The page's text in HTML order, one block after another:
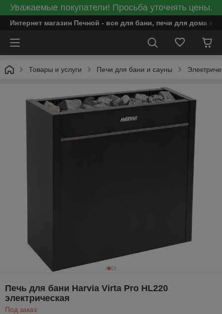
Уважаемые покупатели! Просьба уточнять цены.
Интернет магазин Печной - все для бани, печи для дома и
Товары и услуги Печи для бани и сауны
Печь для бани Harvia Virta Pro HL220
электрическая
Под заказ